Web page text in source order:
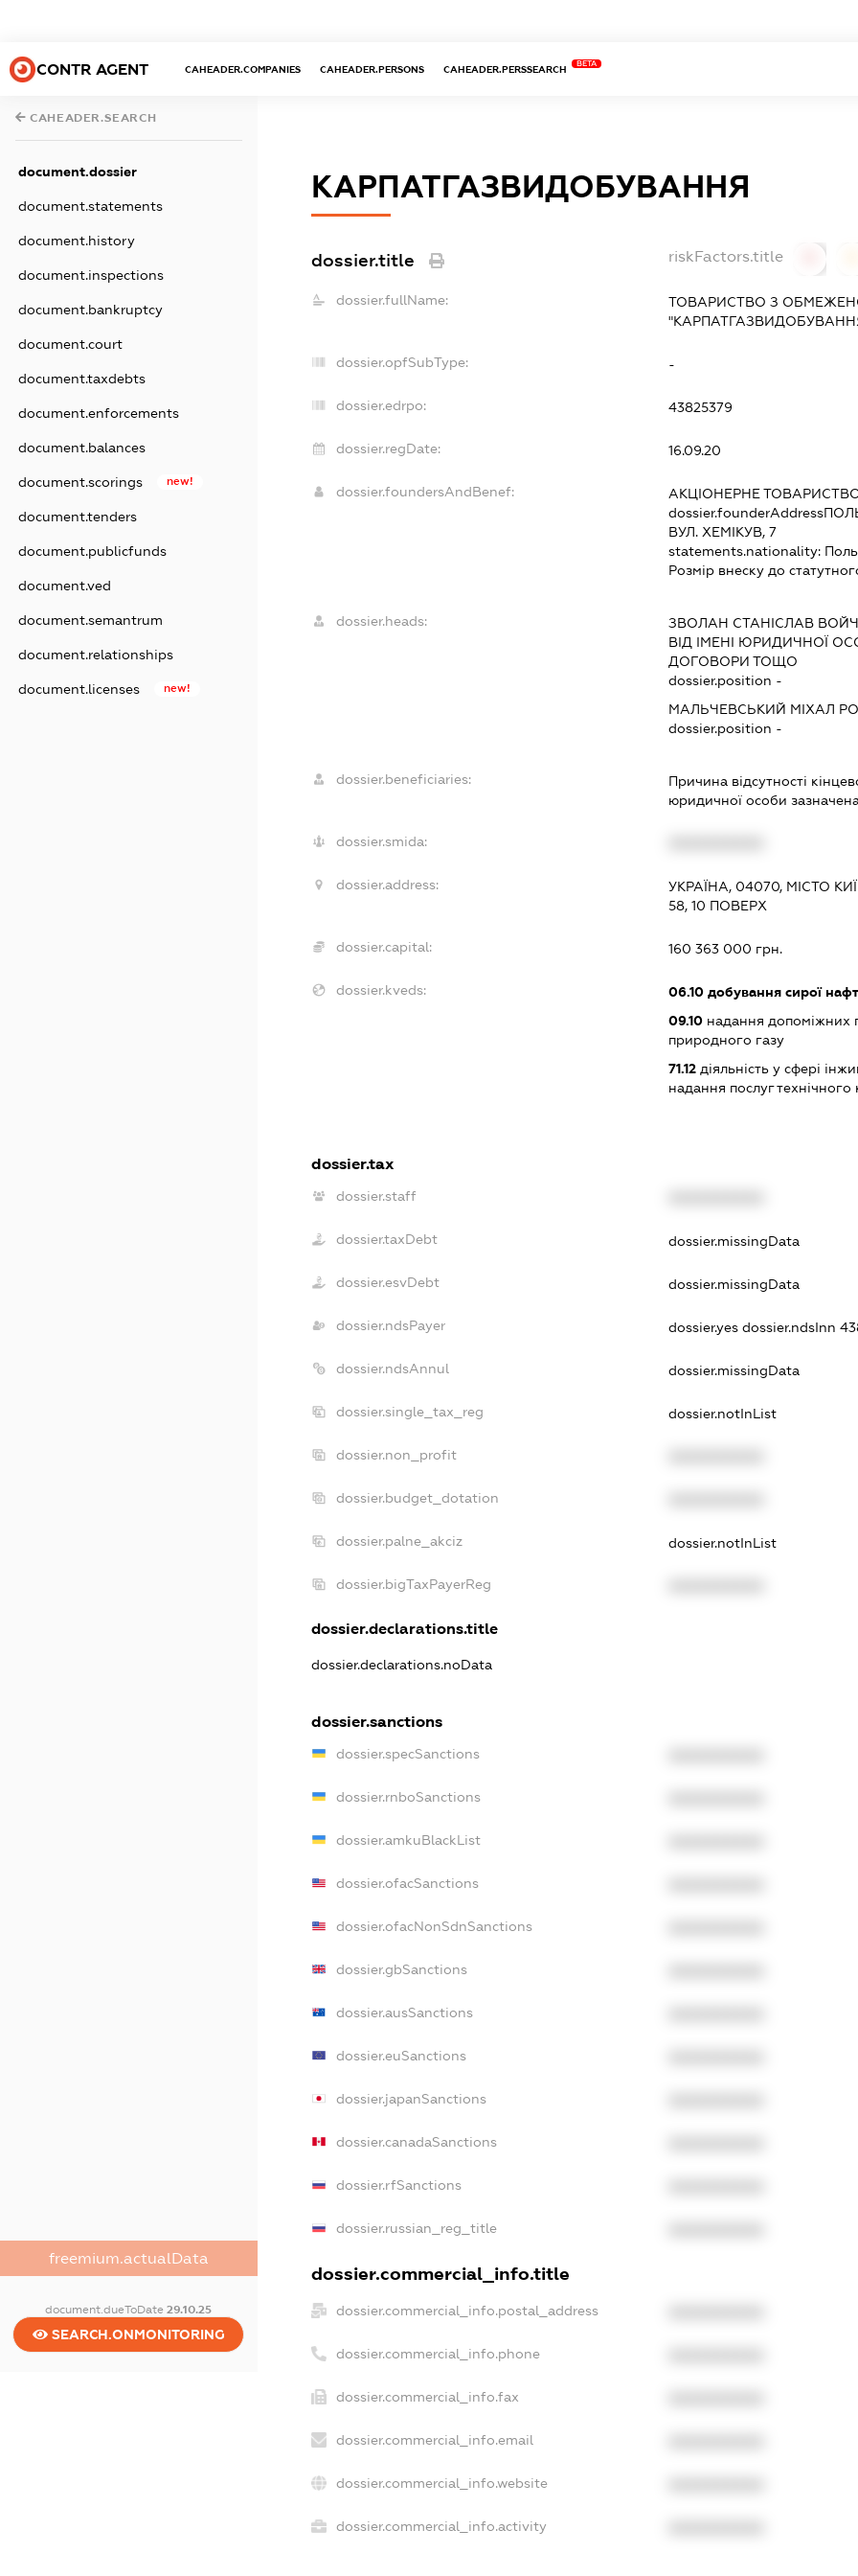
CONTR AGENT CAHEADER.COMPANIES CAHEADER.PERSONS CAHEADER.PERSSEARCH
BETA
CAHEADER.SEARCH
document.dossier
document.statements
document.history
document.inspections
document.bankruptcy
document.court
document.taxdebts
document.enforcements
document.balances
document.scorings new!
document.tenders
document.publicfunds
document.ved
document.semantrum
document.relationships
document.licenses new!
freemium.actualData
document.dueToDate29.10.25
SEARCH.ONMONITORING
КАРПАТГАЗВИДОБУВАННЯ
dossier.title riskFactors.title
dossier.fullName:
ТОВАРИСТВО З
dossier.opfSubType: -
dossier.edrpo: 43825379
dossier.regDate: 16.09.20
dossier.foundersAndBenef:
АКЦІОНЕРНЕ
dossier.founderAddress
ВУЛ. ХЕМІКУВ, 7
statements.nationality:
Розмір внеску до
dossier.heads: ЗВОЛАН СТАНІСЛАВ
ВІД ІМЕНІ ЮРИДИЧНОЇ
ДОГОВОРИ ТОЩО
dossier.position -
МАЛЬЧЕВСЬКИЙ МІХАЛ
dossier.position -
dossier.beneficiaries:
Причина відсутності
юридичної особи зазначена
dossier.smida:
dossier.address:
УКРАЇНА, 04070, МІСТО
58, 10 ПОВЕРХ
dossier.capital: 160 363 000 грн.
dossier.kveds: 06.10добування сирої
09.10надання допоміжних
природного газу
71.12діяльність у сфері
надання послуг
dossier.tax
dossier.staff
dossier.taxDebt dossier.missingData
dossier.esvDebt dossier.missingData
dossier.ndsPayer dossier.yes dossier.ndsInn
dossier.ndsAnnul dossier.missingData
dossier.single_tax_reg dossier.notInList
dossier.non_profit
dossier.budget_dotation
dossier.palne_akciz dossier.notInList
dossier.bigTaxPayerReg
dossier.declarations.title
dossier.declarations.noData
dossier.sanctions
dossier.specSanctions
dossier.rnboSanctions
dossier.amkuBlackList
dossier.ofacSanctions
dossier.ofacNonSdnSanctions
dossier.gbSanctions
dossier.ausSanctions
dossier.euSanctions
dossier.japanSanctions
dossier.canadaSanctions
dossier.rfSanctions
dossier.russian_reg_title
dossier.commercial_info.title
dossier.commercial_info.postal_address
dossier.commercial_info.phone
dossier.commercial_info.fax
dossier.commercial_info.email
dossier.commercial_info.website
dossier.commercial_info.activity